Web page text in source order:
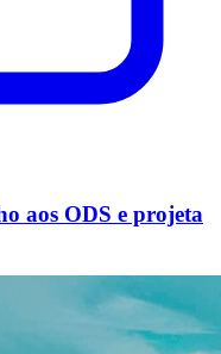
aos ODS e projeta